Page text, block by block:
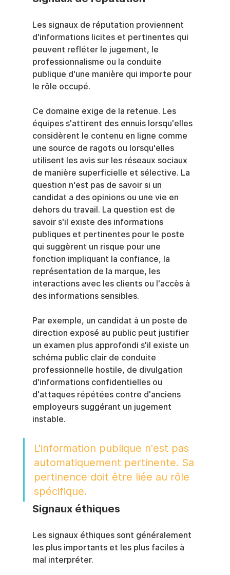
Les signaux de réputation proviennent
d'informations licites et pertinentes qui
peuvent refléter le jugement, le
professionnalisme ou la conduite
publique d'une manière qui importe pour
le rôle occupé.
Ce domaine exige de la retenue. Les
équipes s'attirent des ennuis lorsqu'elles
considèrent le contenu en ligne comme
une source de ragots ou lorsqu'elles
utilisent les avis sur les réseaux sociaux
de manière superficielle et sélective. La
question n'est pas de savoir si un
candidat a des opinions ou une vie en
dehors du travail. La question est de
savoir s'il existe des informations
publiques et pertinentes pour le poste
qui suggèrent un risque pour une
fonction impliquant la confiance, la
représentation de la marque, les
interactions avec les clients ou l'accès à
des informations sensibles.
Par exemple, un candidat à un poste de
direction exposé au public peut justifier
un examen plus approfondi s'il existe un
schéma public clair de conduite
professionnelle hostile, de divulgation
d'informations confidentielles ou
d'attaques répétées contre d'anciens
employeurs suggérant un jugement
instable.
L'information publique n'est pas
automatiquement pertinente. Sa
pertinence doit être liée au rôle
spécifique.
Signaux éthiques
Les signaux éthiques sont généralement
les plus importants et les plus faciles à
mal interpréter.